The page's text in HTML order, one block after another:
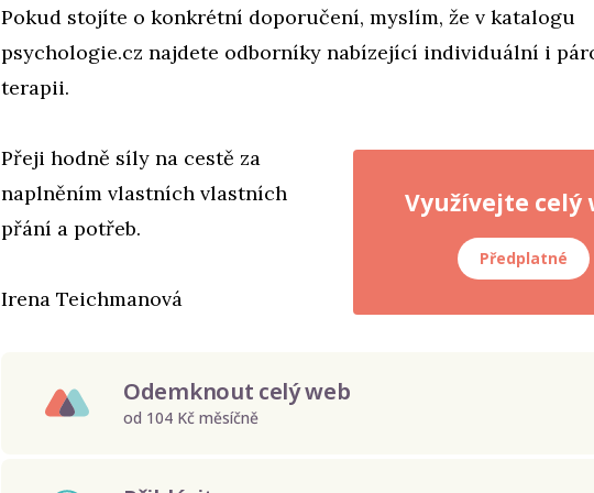
Pokud stojíte o konkrétní doporučení, myslím, že v katalogu
psychologie.cz najdete odborníky nabízející individuální i
terapii.
Využívejte celý
Předplatné
Přeji hodně síly na cestě za
naplněním vlastních vlastních
přání a potřeb.
Irena Teichmanová
Odemknout celý web
od 104 Kč měsíčně